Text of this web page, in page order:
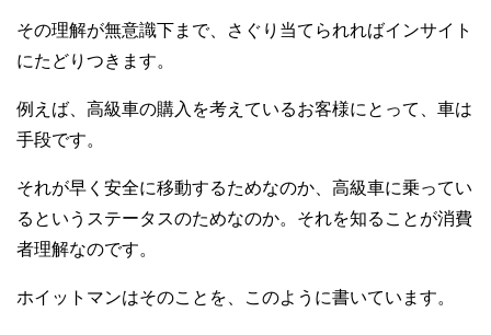
その理解が無意識下まで、さぐり当てられればインサイト
にたどりつきます。
例えば、高級車の購入を考えているお客様にとって、車は
手段です。
それが早く安全に移動するためなのか、高級車に乗ってい
るというステータスのためなのか。それを知ることが消費
者理解なのです。
ホイットマンはそのことを、このように書いています。